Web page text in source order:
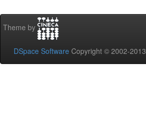
Theme by
DSpace Software Copyright © 2002-2013